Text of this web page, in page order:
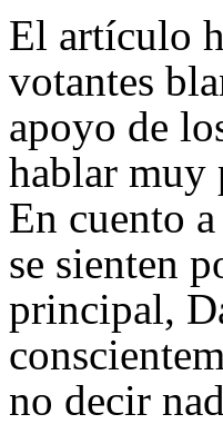
El artículo
votantes
apoyo de
hablar muy
En cuento
se sienten
principal,
no decir